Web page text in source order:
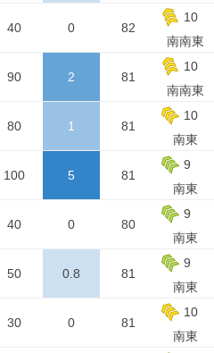
40 0 82
10
南南東
90 2 81
10
南南東
80 1 81
10
南東
100 5 81
9
南東
40 0 80
9
南東
50 0.8 81
9
南東
30 0 81
10
南東